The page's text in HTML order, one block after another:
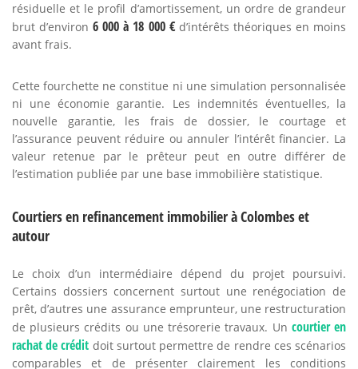
résiduelle et le profil d’amortissement, un ordre de grandeur
brut d’environ6 000 à 18 000 €d’intérêts théoriques en moins
avant frais.
Cette fourchette ne constitue ni une simulation personnalisée
ni une économie garantie. Les indemnités éventuelles, la
nouvelle garantie, les frais de dossier, le courtage et
l’assurance peuvent réduire ou annuler l’intérêt financier. La
valeur retenue par le prêteur peut en outre différer de
l’estimation publiée par une base immobilière statistique.
Courtiers en refinancement immobilier à Colombes et
autour
Le choix d’un intermédiaire dépend du projet poursuivi.
Certains dossiers concernent surtout une renégociation de
prêt, d’autres une assurance emprunteur, une restructuration
de plusieurs crédits ou une trésorerie travaux. Un courtier en
rachat de crédit doit surtout permettre de rendre ces scénarios
comparables et de présenter clairement les conditions